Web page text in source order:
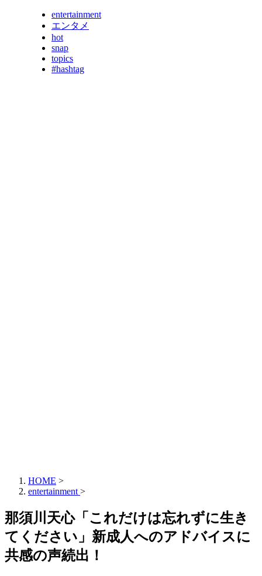
entertainment
エンタメ
hot
snap
topics
#hashtag
HOME >
entertainment >
那須川天心「これだけは忘れずに生き
てください」新成人へのアドバイスに
共感の声続出！